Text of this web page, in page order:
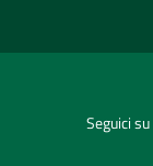
Seguici su